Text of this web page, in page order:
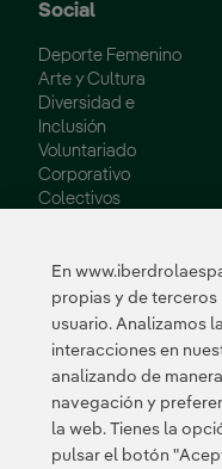
Social
Deporte Femenino
Arte y Cultura
Diversidad e
Inclusión
Voluntariado
Corporativo
Colectivos
Innovación
Innovación en
Innovación
colaborativa
Next Generation EU
Ciberseguridad en
España
En
propias y de terceros
usuario. Analizamos
interacciones en
analizando de
navegación y
la web. Tienes la
pulsar el botón